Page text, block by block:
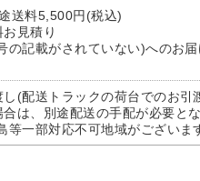
送料5,500円(税込)
見積り
の記載がされていない)へのお
(配送トラックの荷台でのお引
は、別途配送の手配が必要と
等一部対応不可地域がございま